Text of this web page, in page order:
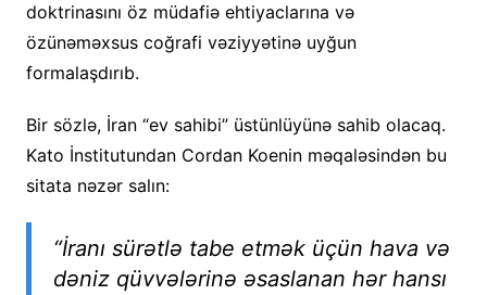
doktrinasını öz müdafiə ehtiyaclarına və
özünəməxsus coğrafi vəziyyətinə uyğun
formalaşdırıb.
Bir sözlə, İran “ev sahibi” üstünlüyünə sahib olacaq.
Kato İnstitutundan Cordan Koenin məqaləsindən bu
sitata nəzər salın:
“İranı sürətlə tabe etmək üçün hava və
dəniz qüvvələrinə əsaslanan hər hansı